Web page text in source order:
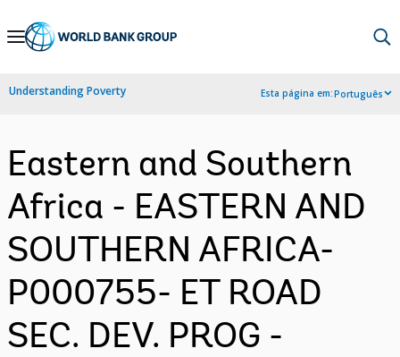
Skip
Navigation
Understanding Poverty Esta página em:Português
Eastern and Southern
Africa - EASTERN AND
SOUTHERN AFRICA-
P000755- ET ROAD
SEC. DEV. PROG -